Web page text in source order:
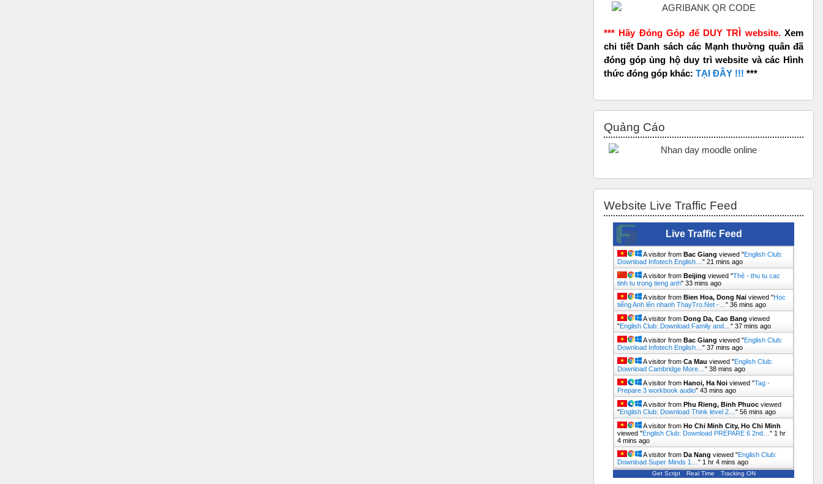
*** Hãy Đóng Góp để DUY TRÌ website. Xem
chi tiết Danh sách các Mạnh thường quân đã
đóng góp ủng hộ duy trì website và các Hình
thức đóng góp khác: TẠI ĐÂY !!! ***
Quảng Cáo
Website Live Traffic Feed
Live Traffic Feed
A visitor from Bac Giang viewed "English Club:
Download Infotech English… " 21 mins ago
A visitor from Beijing viewed "Thẻ - thu tu cac
tinh tu trong tieng anh" 33 mins ago
A visitor from Bien Hoa, Dong Nai viewed "Học
tiếng Anh lên nhanh ThayTro.Net -… " 36 mins ago
A visitor from Dong Da, Cao Bang viewed
"English Club: Download Family and… " 37 mins ago
A visitor from Bac Giang viewed "English Club:
Download Infotech English… " 37 mins ago
A visitor from Ca Mau viewed "English Club:
Download Cambridge More… " 38 mins ago
A visitor from Hanoi, Ha Noi viewed "Tag -
Prepare 3 workbook audio" 43 mins ago
A visitor from Phu Rieng, Binh Phuoc viewed
"English Club: Download Think level 2… " 57 mins ago
A visitor from Ho Chi Minh City, Ho Chi Minh
viewed "English Club: Download PREPARE 6 2nd… " 1 hr
4 mins ago
A visitor from Da Nang viewed "English Club:
Download Super Minds 1… " 1 hr 4 mins ago
Get Script Real Time Tracking ON